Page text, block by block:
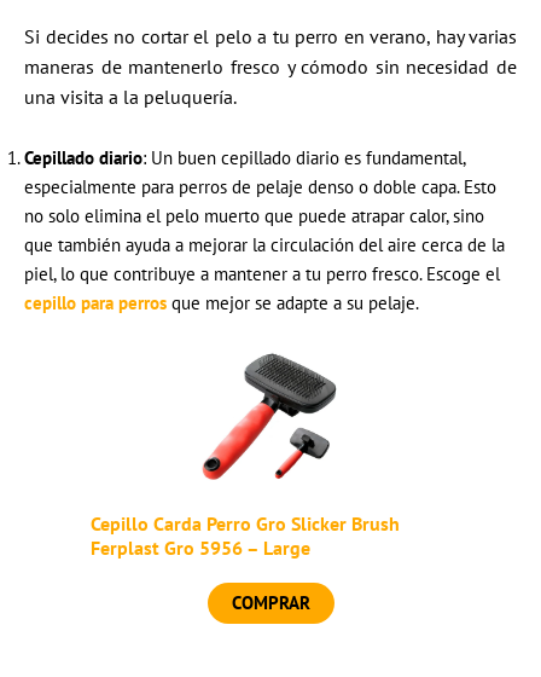
Si decides no cortar el pelo a tu perro en verano, hay varias
maneras de mantenerlo fresco y cómodo sin necesidad de
una visita a la peluquería.
Cepillado diario: Un buen cepillado diario es fundamental,
especialmente para perros de pelaje denso o doble capa. Esto
no solo elimina el pelo muerto que puede atrapar calor, sino
que también ayuda a mejorar la circulación del aire cerca de la
piel, lo que contribuye a mantener a tu perro fresco. Escoge el
cepillo para perros que mejor se adapte a su pelaje.
Cepillo Carda Perro Gro Slicker Brush
Ferplast Gro 5956 – Large
COMPRAR